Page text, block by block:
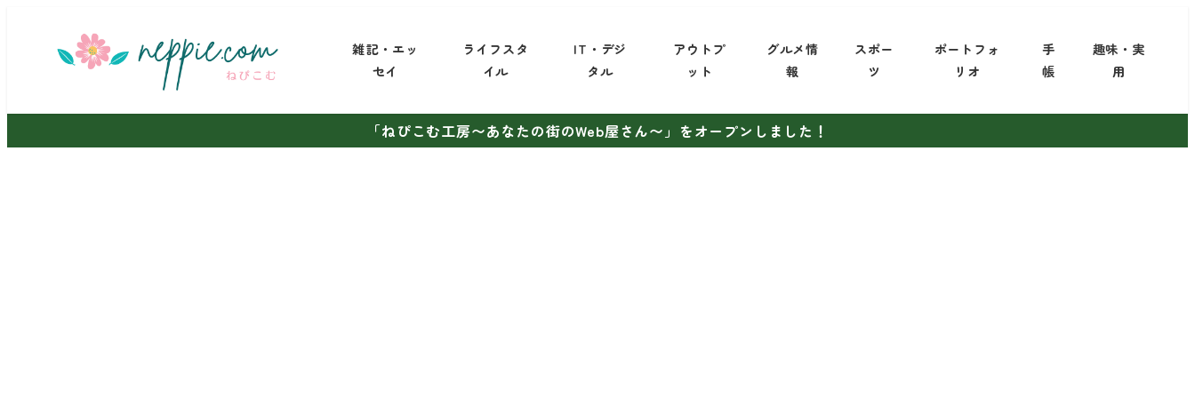
ン
テ
雑記・エッ
セイ
ライフスタ
イル
IT・デジ
タル
アウトプ
ット
グルメ情
報
スポー
ツ
ポートフォ
リオ
手
帳
趣味・実
用
「ねぴこむ工房〜あなたの街のWeb屋さん〜」をオープンしました！